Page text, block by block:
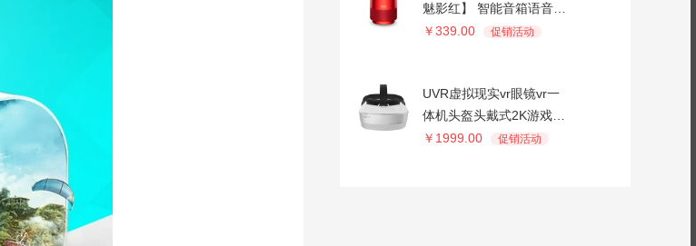
魅影红】 智能音箱语音助
手声控迷你组合音响
￥339.00 促销活动
UVR虚拟现实vr眼镜vr一
体机头盔头戴式2K游戏VR
成人
￥1999.00 促销活动